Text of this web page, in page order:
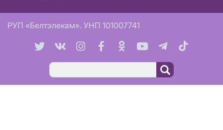
РУП «Белтэлекам». УНП 101007741
Пошук